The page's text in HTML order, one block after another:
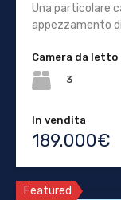
Una particolare
appezzamento
Camera da letto
3
In vendita
189.000€
Featured